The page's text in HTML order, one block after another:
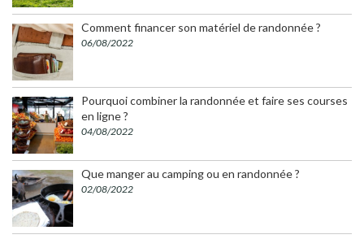
Comment financer son matériel de randonnée ?
06/08/2022
Pourquoi combiner la randonnée et faire ses courses
en ligne ?
04/08/2022
Que manger au camping ou en randonnée ?
02/08/2022